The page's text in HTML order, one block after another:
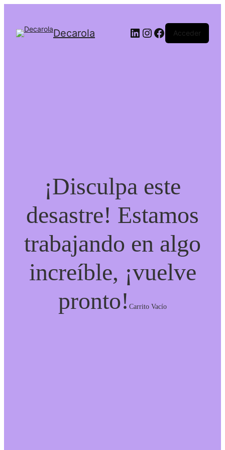
Decarola LinkedIn
Instagram
Facebook
Acceder
¡Disculpa este
desastre! Estamos
trabajando en algo
increíble, ¡vuelve
pronto!